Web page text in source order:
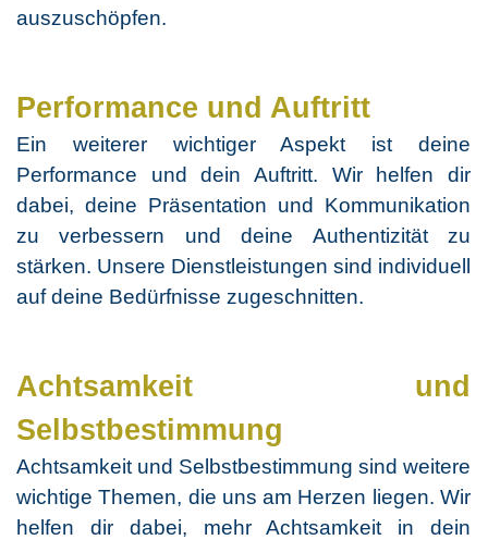
auszuschöpfen.
Performance und Auftritt
Ein weiterer wichtiger Aspekt ist deine
Performance und dein Auftritt. Wir helfen dir
dabei, deine Präsentation und Kommunikation
zu verbessern und deine Authentizität zu
stärken. Unsere Dienstleistungen sind individuell
auf deine Bedürfnisse zugeschnitten.
Achtsamkeit und
Selbstbestimmung
Achtsamkeit und Selbstbestimmung sind weitere
wichtige Themen, die uns am Herzen liegen. Wir
helfen dir dabei, mehr Achtsamkeit in dein